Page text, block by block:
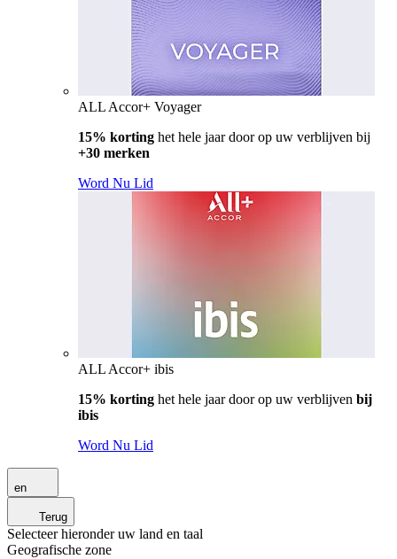
ALL Accor+ Voyager
15% korting het hele jaar door op uw verblijven bij
+30 merken
Word Nu Lid
ALL Accor+ ibis
15% korting het hele jaar door op uw verblijven bij
ibis
Word Nu Lid
en
Terug
Selecteer hieronder uw land en taal
Geografische zone